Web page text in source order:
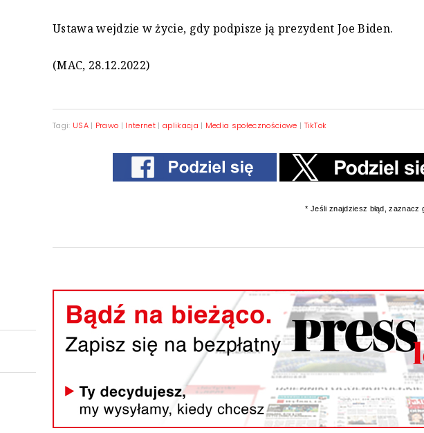
Ustawa wejdzie w życie, gdy podpisze ją prezydent Joe Biden.
(MAC, 28.12.2022)
Tagi: USA | Prawo | Internet| aplikacja | Media społecznościowe | TikTok
* Jeśli znajdziesz błąd, zaznacz